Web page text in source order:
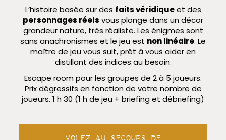
L’histoire basée sur des faits véridiqueet des
personnages réels vous plonge dans un décor
grandeur nature, très réaliste. Les énigmes sont
sans anachronismes et le jeu est non linéaire. Le
maître de jeu vous suit, prêt à vous aider en
distillant des indices au besoin.
Escape room pour les groupes de 2 à 5 joueurs.
Prix dégressifs en fonction de votre nombre de
joueurs. 1 h 30 (1 h de jeu + briefing et débriefing)
Volez au secours de